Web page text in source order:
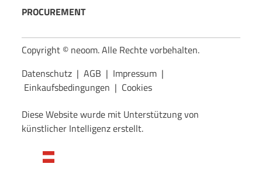
PROCUREMENT
Copyright © neoom. Alle Rechte vorbehalten.
Datenschutz| AGB | Impressum|
Einkaufsbedingungen | Cookies
Diese Website wurde mit Unterstützung von
künstlicher Intelligenz erstellt.